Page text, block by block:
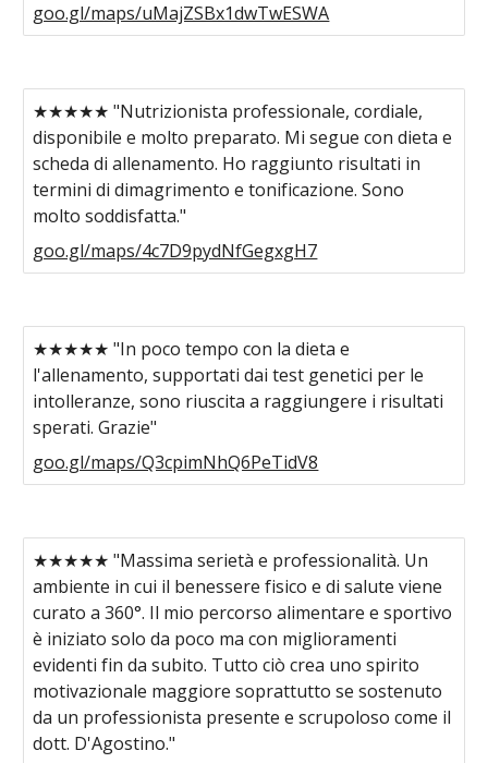
goo.gl/maps/uMajZSBx1dwTwESWA
★★★★★ "Nutrizionista professionale, cordiale,
disponibile e molto preparato. Mi segue con dieta e
scheda di allenamento. Ho raggiunto risultati in
termini di dimagrimento e tonificazione. Sono
molto soddisfatta."
goo.gl/maps/4c7D9pydNfGegxgH7
★★★★★ "In poco tempo con la dieta e
l'allenamento, supportati dai test genetici per le
intolleranze, sono riuscita a raggiungere i risultati
sperati. Grazie"
goo.gl/maps/Q3cpimNhQ6PeTidV8
★★★★★ "Massima serietà e professionalità. Un
ambiente in cui il benessere fisico e di salute viene
curato a 360°. Il mio percorso alimentare e sportivo
è iniziato solo da poco ma con miglioramenti
evidenti fin da subito. Tutto ciò crea uno spirito
motivazionale maggiore soprattutto se sostenuto
da un professionista presente e scrupoloso come il
dott. D'Agostino."